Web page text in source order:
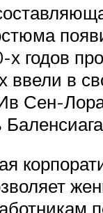
х годов
ввели в
Сен-